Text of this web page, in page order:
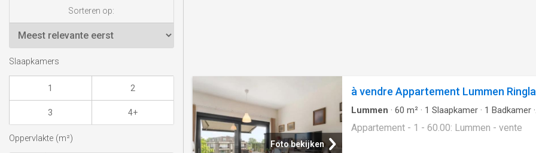
Foto bekijken
à vendre Appartement Lummen
Lummen · 60 m² · 1 Slaapkamer · 1 Badkamer ·
Appartement - 1 - 60.00: Lummen - vente
Sorteren op:
Slaapkamers
1 2
3 4+
Oppervlakte (m²)